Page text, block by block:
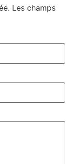
Les champs